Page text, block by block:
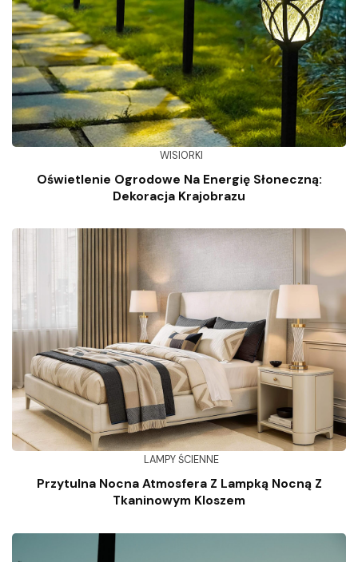
WISIORKI
Oświetlenie Ogrodowe Na Energię Słoneczną:
Dekoracja Krajobrazu
LAMPY ŚCIENNE
Przytulna Nocna Atmosfera Z Lampką Nocną Z
Tkaninowym Kloszem